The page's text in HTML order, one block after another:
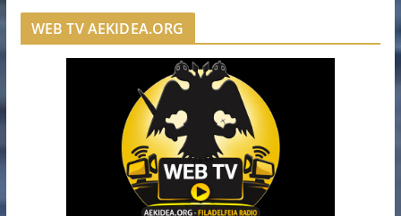
WEB TV AEKIDEA.ORG